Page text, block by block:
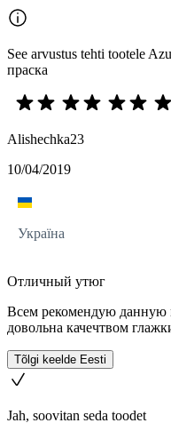
See arvustus tehti tootele
праска
Alishechka23
10/04/2019
Україна
Отличный утюг
Всем рекомендую данную
довольна качечтвом
Tõlgi keelde Eesti
Jah, soovitan seda toodet